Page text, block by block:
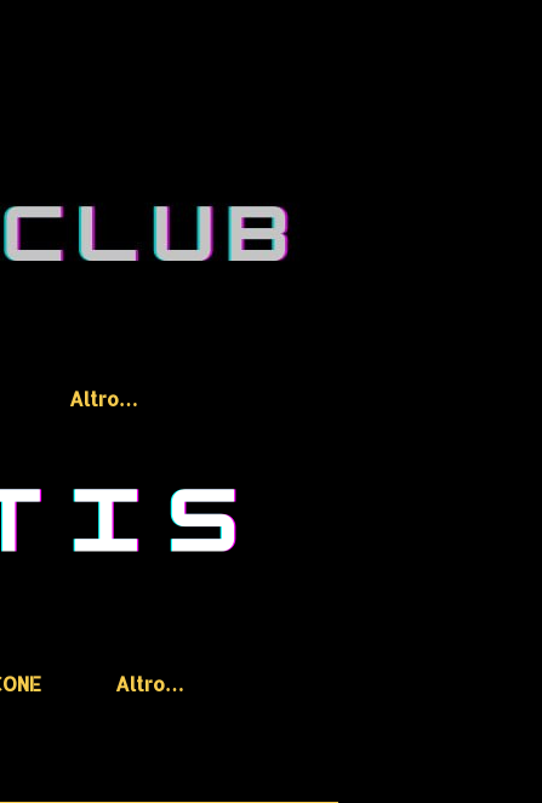
Altro…
Altro…